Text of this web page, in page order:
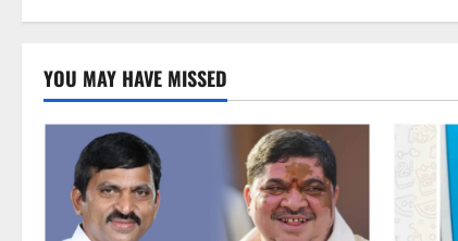
YOU MAY HAVE MISSED